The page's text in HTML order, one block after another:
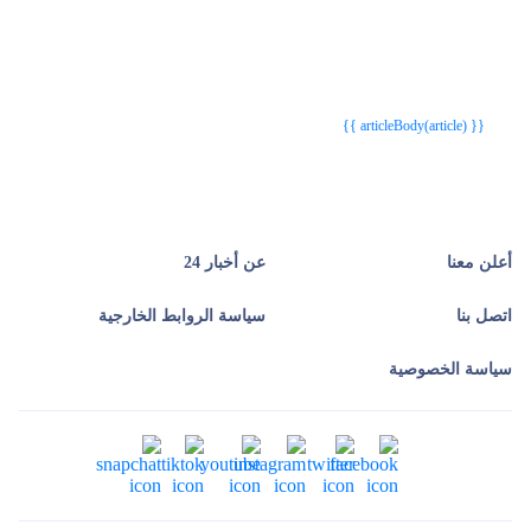
{{ articleBody(article) }}
أعلن معنا عن أخبار 24
اتصل بنا سياسة الروابط الخارجية
سياسة الخصوصية